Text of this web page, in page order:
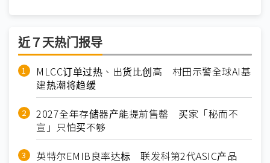
近７天热门报导
MLCC订单过热、出货比创高 村田示警全球AI基
建热潮将趋缓
2027全年存储器产能提前售罄 买家「秘而不
宣」只怕买不够
英特尔EMIB良率达标 联发科第2代ASIC产品